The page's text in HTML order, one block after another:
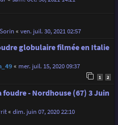
« ven. juil. 30, 2021 02:57
globulaire filmée en Italie
« mer. juil. 15, 2020 09:37
1 2
- Nordhouse (67) 3 Juin
« dim. juin 07, 2020 22:10